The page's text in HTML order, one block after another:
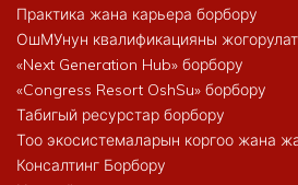
Практика жана карьера борбору
ОшМУнун квалификацияны
«Next Generation Hub» борбору
«Congress Resort OshSu» борбору
Табигый ресурстар борбору
Тоо экосистемаларын коргоо жана
Консалтинг Борбору